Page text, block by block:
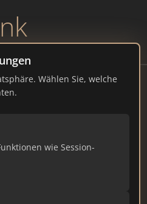
Wählen Sie, welche
wie Session-
Gehrmann
4, 58099 Hagen